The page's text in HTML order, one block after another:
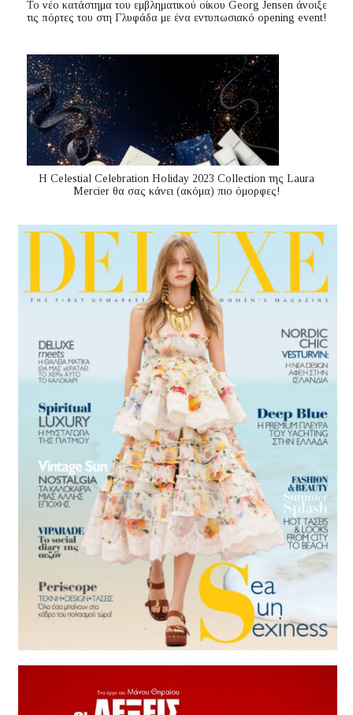
Το νέο κατάστημα του εμβληματικού οίκου Georg Jensen άνοιξε
τις πόρτες του στη Γλυφάδα με ένα εντυπωσιακό opening event!
Η Celestial Celebration Holiday 2023 Collection της Laura
Mercier θα σας κάνει (ακόμα) πιο όμορφες!